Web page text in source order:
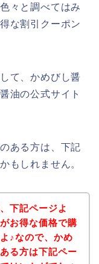
々と調べてはみ
な割引クーポン
て、かめびし醤
油の公式サイト
ある方は、下記
もしれません。
下記ページよ
お得な価格で購
♪なので、かめ
る方は下記ペー